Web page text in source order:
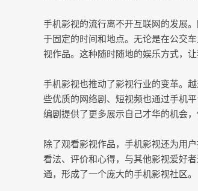
手机影视的流行离不开互联网的发展
于固定的时间和地点。无论是在公交
视作品。这种随时随地的娱乐方式，
手机影视也推动了影视行业的变革。
些优质的网络剧、短视频也通过手机
编剧提供了更多展示自己才华的机会
除了观看影视作品，手机影视还为用
看法、评价和心得，与其他影视爱好
通，形成了一个庞大的手机影视社区。